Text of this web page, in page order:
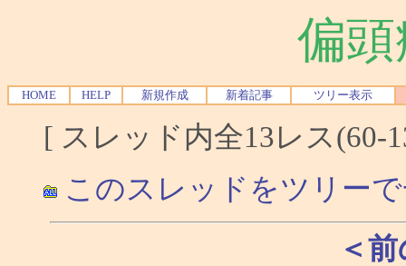
偏
HOME HELP 新規作成 新着記事 ツリー表示
[ スレッド内全13レス
このスレッドをツリー
＜